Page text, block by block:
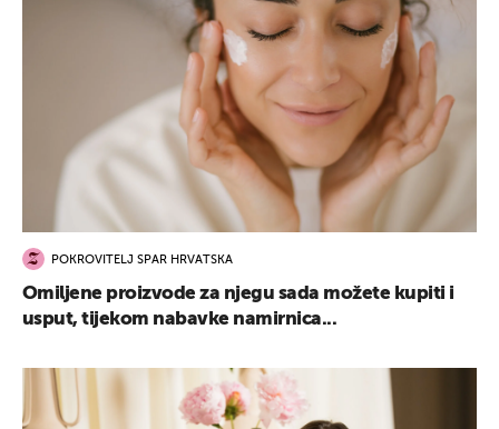
POKROVITELJ SPAR HRVATSKA
Omiljene proizvode za njegu sada možete kupiti i
usput, tijekom nabavke namirnica...